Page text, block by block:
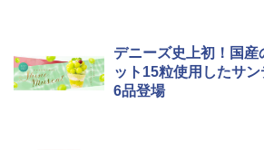
AX-XJ1-B ブラック
クション トースト
￥44,800
デニーズ史上初！国産
ット15粒使用したサ
6品登場